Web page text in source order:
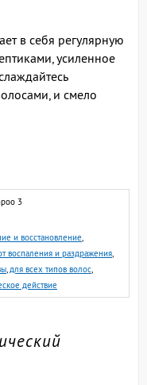
в себя регулярную
усиленное
и смело
3
и восстановление,
воспаления и раздражения,
,для всех типов волос,
действие